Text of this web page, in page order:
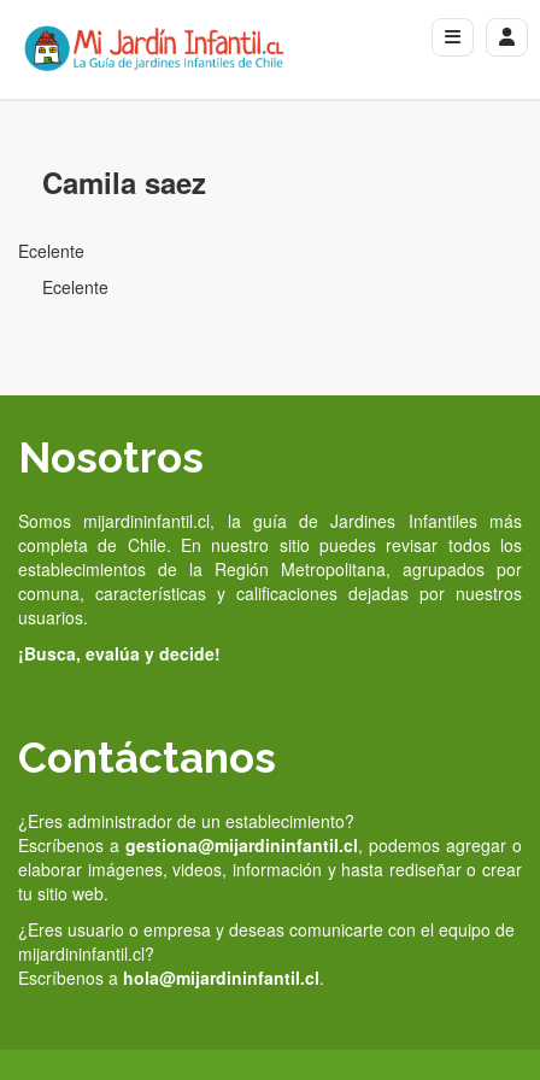
Camila saez
Ecelente
Ecelente
Nosotros
Somos mijardininfantil.cl, la guía de Jardines Infantiles más
completa de Chile. En nuestro sitio puedes revisar todos los
establecimientos de la Región Metropolitana, agrupados por
comuna, características y calificaciones dejadas por nuestros
usuarios.
¡Busca, evalúa y decide!
Contáctanos
¿Eres administrador de un establecimiento?
Escríbenos a gestiona@mijardininfantil.cl, podemos agregar o
elaborar imágenes, videos, información y hasta rediseñar o crear
tu sitio web.
¿Eres usuario o empresa y deseas comunicarte con el equipo de
mijardininfantil.cl?
Escríbenos a hola@mijardininfantil.cl.